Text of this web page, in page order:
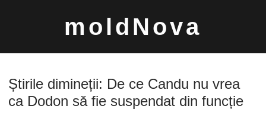
moldNova
Știrile dimineții: De ce Candu nu vrea
ca Dodon să fie suspendat din funcție